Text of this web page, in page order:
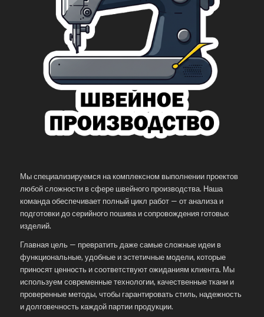
Мы специализируемся на комплексном выполнении проектов
любой сложности в сфере швейного производства. Наша
команда обеспечивает полный цикл работ — от анализа и
подготовки до серийного пошива и сопровождения готовых
изделий.
Главная цель — превратить даже самые сложные идеи в
функциональные, удобные и эстетичные модели, которые
приносят ценность и соответствуют ожиданиям клиента. Мы
используем современные технологии, качественные ткани и
проверенные методы, чтобы гарантировать стиль, надежность
и долговечность каждой партии продукции.